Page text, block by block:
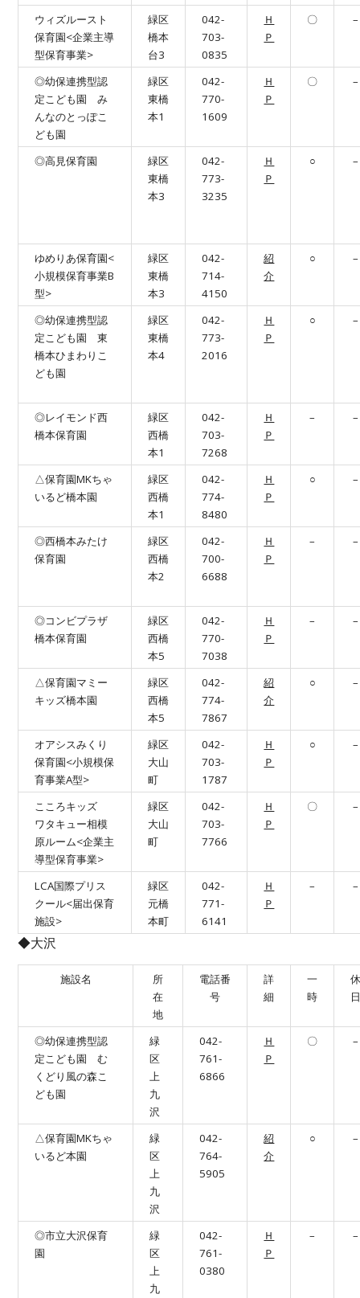
ウィズルースト
保育園<企業主導
型保育事業>
緑区
橋本
台3
042-
703-
0835
Ｈ
Ｐ
〇 –
◎幼保連携型認
定こども園 み
んなのとっぽこ
ども園
緑区
東橋
本1
042-
770-
1609
Ｈ
Ｐ
〇 –
◎高見保育園
緑区
東橋
本3
042-
773-
3235
Ｈ
Ｐ
○ –
ゆめりあ保育園<
小規模保育事業B
型>
緑区
東橋
本3
042-
714-
4150
紹
介
○ –
◎幼保連携型認
定こども園 東
橋本ひまわりこ
ども園
緑区
東橋
本4
042-
773-
2016
Ｈ
Ｐ
○ –
◎レイモンド西
橋本保育園
緑区
西橋
本1
042-
703-
7268
Ｈ
Ｐ
– –
△保育園MKちゃ
いるど橋本園
緑区
西橋
本1
042-
774-
8480
Ｈ
Ｐ
○ –
◎西橋本みたけ
保育園
緑区
西橋
本2
042-
700-
6688
Ｈ
Ｐ
– –
◎コンビプラザ
橋本保育園
緑区
西橋
本5
042-
770-
7038
Ｈ
Ｐ
– –
△保育園マミー
キッズ橋本園
緑区
西橋
本5
042-
774-
7867
紹
介
○ –
オアシスみくり
保育園<小規模保
育事業A型>
緑区
大山
町
042-
703-
1787
Ｈ
Ｐ
○ –
こころキッズ
ワタキュー相模
原ルーム<企業主
導型保育事業>
緑区
大山
町
042-
703-
7766
Ｈ
Ｐ
〇 –
LCA国際プリス
クール<届出保育
施設>
緑区
元橋
本町
042-
771-
6141
Ｈ
Ｐ
– –
◆大沢
施設名
所
在
地
電話番
号
詳
細
一
時
◎幼保連携型認
定こども園 む
くどり風の森こ
ども園
緑
区
上
九
沢
042-
761-
6866
Ｈ
Ｐ
〇 –
△保育園MKちゃ
いるど本園
緑
区
上
九
沢
042-
764-
5905
紹
介
○ –
◎市立大沢保育
園
緑
区
上
九
042-
761-
0380
Ｈ
Ｐ
– –